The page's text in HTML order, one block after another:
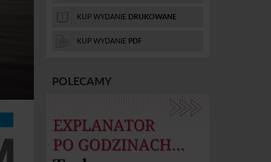
KUP WYDANIE DRUKOWANE
KUP WYDANIE PDF
POLECAMY